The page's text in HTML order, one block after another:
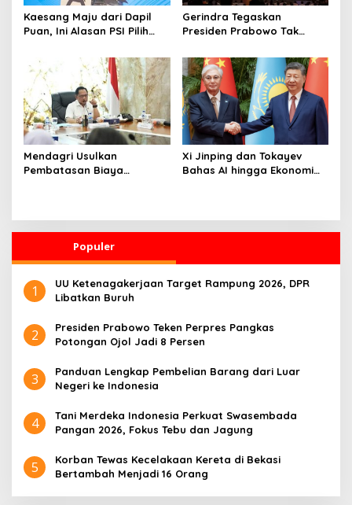
Kaesang Maju dari Dapil
Puan, Ini Alasan PSI Pilih
Gerindra Tegaskan
Presiden Prabowo Tak
Hukum Febrie
Mendagri Usulkan
Pembatasan Biaya
Xi Jinping dan Tokayev
Bahas AI hingga Ekonomi
Populer
1
UU Ketenagakerjaan Target Rampung 2026, DPR
Libatkan Buruh
2
Presiden Prabowo Teken Perpres Pangkas
Potongan Ojol Jadi 8 Persen
3
Panduan Lengkap Pembelian Barang dari Luar
Negeri ke Indonesia
4
Tani Merdeka Indonesia Perkuat Swasembada
Pangan 2026, Fokus Tebu dan Jagung
5
Korban Tewas Kecelakaan Kereta di Bekasi
Bertambah Menjadi 16 Orang